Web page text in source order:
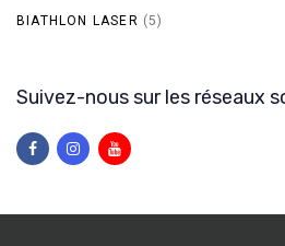
BIATHLON LASER (5)
Suivez-nous sur les réseaux